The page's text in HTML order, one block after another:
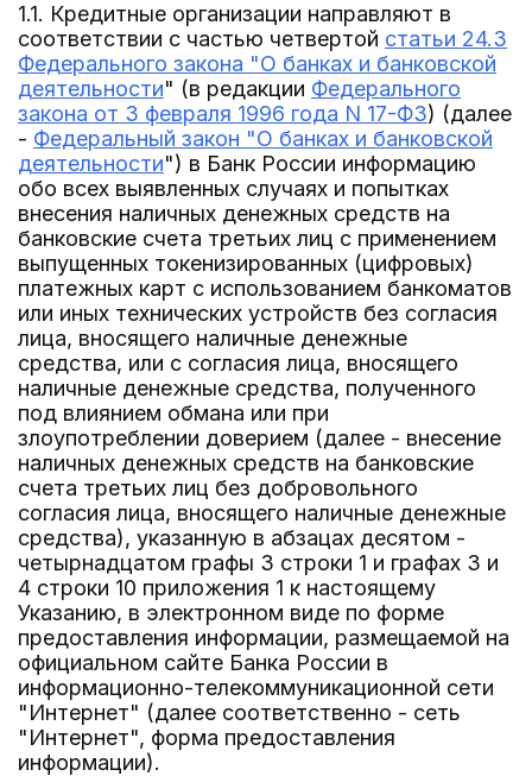
1.1. Кредитные организации направляют в
соответствии с частью четвертой статьи 24.3
Федерального закона "О банках и банковской
деятельности" (в редакции Федерального
закона от 3 февраля 1996 года N 17-ФЗ) (далее
- Федеральный закон "О банках и банковской
деятельности") в Банк России информацию
обо всех выявленных случаях и попытках
внесения наличных денежных средств на
банковские счета третьих лиц с применением
выпущенных токенизированных (цифровых)
платежных карт с использованием банкоматов
или иных технических устройств без согласия
лица, вносящего наличные денежные
средства, или с согласия лица, вносящего
наличные денежные средства, полученного
под влиянием обмана или при
злоупотреблении доверием (далее - внесение
наличных денежных средств на банковские
счета третьих лиц без добровольного
согласия лица, вносящего наличные денежные
средства), указанную в абзацах десятом -
четырнадцатом графы 3 строки 1 и графах 3 и
4 строки 10 приложения 1 к настоящему
Указанию, в электронном виде по форме
предоставления информации, размещаемой на
официальном сайте Банка России в
информационно-телекоммуникационной сети
"Интернет" (далее соответственно - сеть
"Интернет", форма предоставления
информации).